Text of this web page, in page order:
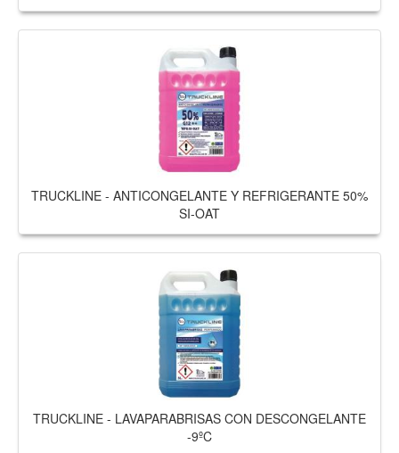
TRUCKLINE - ANTICONGELANTE Y REFRIGERANTE 50%
SI-OAT
TRUCKLINE - LAVAPARABRISAS CON DESCONGELANTE
-9ºC